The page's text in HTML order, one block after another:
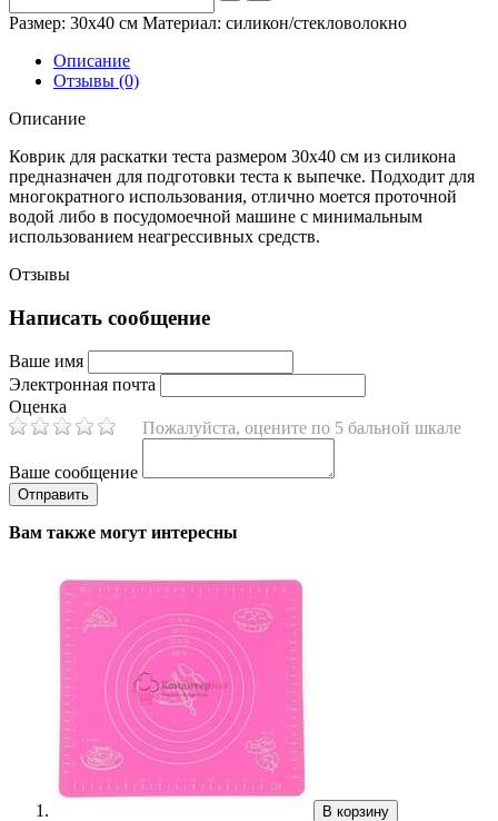
Размер: 30х40 см Материал: силикон/стекловолокно
Описание
Отзывы (0)
Описание
Коврик для раскатки теста размером 30х40 см из силикона
предназначен для подготовки теста к выпечке. Подходит для
многократного использования, отлично моется проточной
водой либо в посудомоечной машине с минимальным
использованием неагрессивных средств.
Отзывы
Написать сообщение
Ваше имя
Электронная почта
Оценка
Пожалуйста, оцените по 5 бальной шкале
Ваше сообщение
Вам также могут интересны
В корзину